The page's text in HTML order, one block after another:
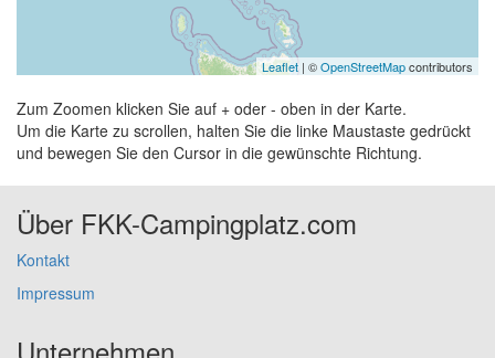
Leaflet | ©OpenStreetMapcontributors
Zum Zoomen klicken Sie auf + oder - oben in der Karte.
Um die Karte zu scrollen, halten Sie die linke Maustaste gedrückt
und bewegen Sie den Cursor in die gewünschte Richtung.
Über FKK-Campingplatz.com
Kontakt
Impressum